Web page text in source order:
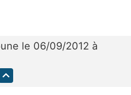
le 06/09/2012 à